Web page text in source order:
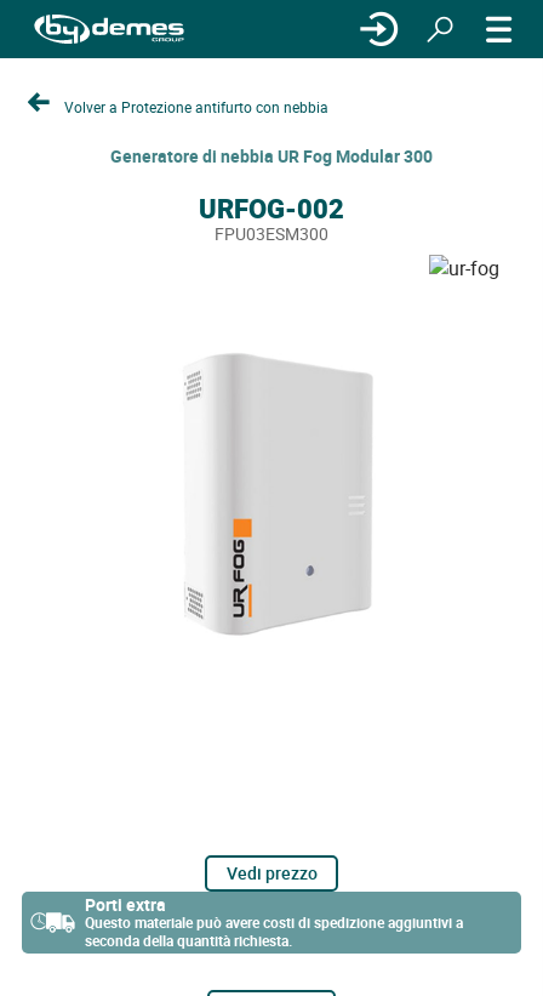
Volver a Protezione antifurto con nebbia
Generatore di nebbia UR Fog Modular 300
URFOG-002
FPU03ESM300
Vedi prezzo
Porti extra
Questo materiale può avere costi di spedizione aggiuntivi a
seconda della quantità richiesta.